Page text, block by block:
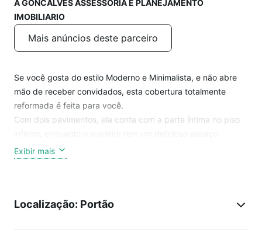
A GONCALVES ASSESSORIA E PLANEJAMENTO
IMOBILIARIO
Mais anúncios deste parceiro
Se você gosta do estilo Moderno e Minimalista, e não abre
mão de receber convidados, esta cobertura totalmente
reformada é feita para você.
Com dois pavimentos, ela conta com a parte íntima no piso
gourmet com terraço, churrasqueira a carvão e sala de tv.
- Vista livre
- Ampla sala integrada com churrasqueira a carvão
Exibir mais
Localização: Portão